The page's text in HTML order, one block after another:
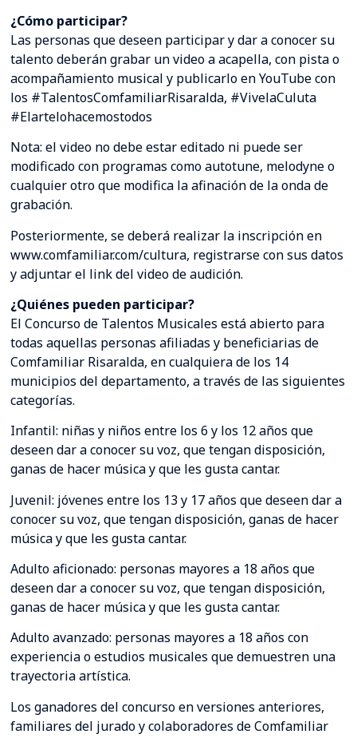
¿Cómo participar?
Las personas que deseen participar y dar a conocer su
talento deberán grabar un video a acapella, con pista o
acompañamiento musical y publicarlo en YouTube con
los #TalentosComfamiliarRisaralda, #VivelaCuluta
#Elartelohacemostodos
Nota: el video no debe estar editado ni puede ser
modificado con programas como autotune, melodyne o
cualquier otro que modifica la afinación de la onda de
grabación.
Posteriormente, se deberá realizar la inscripción en
www.comfamiliar.com/cultura, registrarse con sus datos
y adjuntar el link del video de audición.
¿Quiénes pueden participar?
El Concurso de Talentos Musicales está abierto para
todas aquellas personas afiliadas y beneficiarias de
Comfamiliar Risaralda, en cualquiera de los 14
municipios del departamento, a través de las siguientes
categorías.
Infantil: niñas y niños entre los 6 y los 12 años que
deseen dar a conocer su voz, que tengan disposición,
ganas de hacer música y que les gusta cantar.
Juvenil: jóvenes entre los 13 y 17 años que deseen dar a
conocer su voz, que tengan disposición, ganas de hacer
música y que les gusta cantar.
Adulto aficionado: personas mayores a 18 años que
deseen dar a conocer su voz, que tengan disposición,
ganas de hacer música y que les gusta cantar.
Adulto avanzado: personas mayores a 18 años con
experiencia o estudios musicales que demuestren una
trayectoria artística.
Los ganadores del concurso en versiones anteriores,
familiares del jurado y colaboradores de Comfamiliar